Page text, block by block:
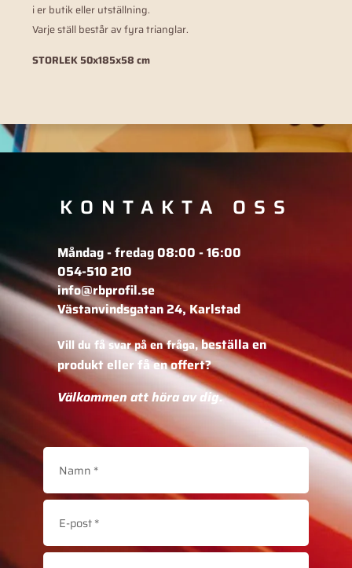
i er butik eller utställning.
Varje ställ består av fyra trianglar.
STORLEK 50x185x58 cm
KONTAKTA OSS
Måndag - fredag 08:00 - 16:00
054-510 210
info@rbprofil.se
Västanvindsgatan 24, Karlstad
Vill du få svar på en fråga,beställa en
produkt eller få en offert?
Välkommen att höra av dig.